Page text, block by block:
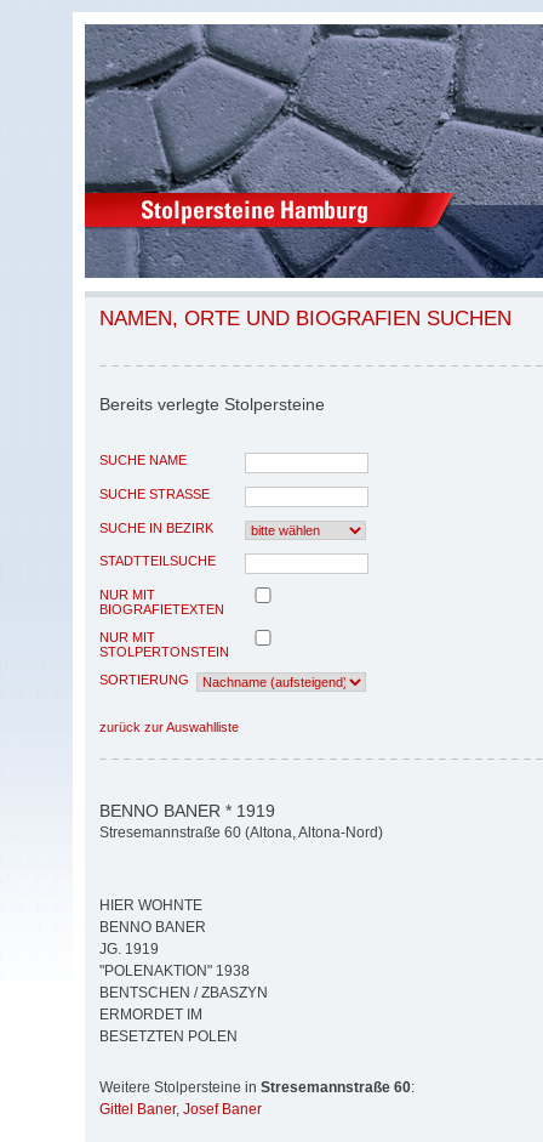
NAMEN, ORTE UND BIOGRAFIEN SUCHEN
Bereits verlegte Stolpersteine
SUCHE NAME
SUCHE STRASSE
SUCHE IN BEZIRK
STADTTEILSUCHE
NUR MIT
BIOGRAFIETEXTEN
NUR MIT
STOLPERTONSTEIN
SORTIERUNG
zurück zur Auswahlliste
BENNO BANER * 1919
Stresemannstraße 60 (Altona, Altona-Nord)
HIER WOHNTE
BENNO BANER
JG. 1919
"POLENAKTION" 1938
BENTSCHEN / ZBASZYN
ERMORDET IM
BESETZTEN POLEN
Weitere Stolpersteine in Stresemannstraße 60:
Gittel Baner, Josef Baner